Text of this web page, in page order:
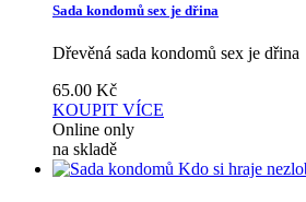
Sada kondomů sex je dřina
Dřevěná sada kondomů sex je dřina
65.00 Kč
KOUPIT VÍCE
Online only
na skladě